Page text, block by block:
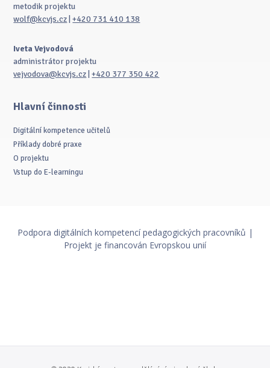
metodik projektu
wolf@kcvjs.cz |+420 731 410 138
Iveta Vejvodová
administrátor projektu
vejvodova@kcvjs.cz |+420 377 350 422
Hlavní činnosti
Digitální kompetence učitelů
Příklady dobré praxe
O projektu
Vstup do E-learningu
Podpora digitálních kompetencí pedagogických pracovníků |
Projekt je financován Evropskou unií